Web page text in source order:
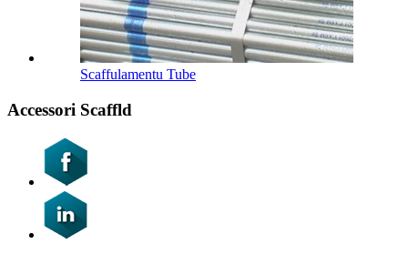
Scaffulamentu Tube
Accessori Scaffld